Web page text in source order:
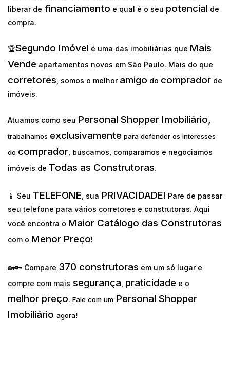
liberar de financiamento e qual é o seu potencial de
compra.
🏆Segundo Imóvel é uma das imobiliárias que Mais
Vende apartamentos novos em São Paulo. Mais do que
corretores , somos o melhor amigo do comprador de
imóveis.
Atuamos como seu Personal Shopper Imobiliário,
trabalhamos exclusivamente para defender os interesses
do comprador, buscamos, comparamos e negociamos
imóveis de Todas as Construtoras.
📱 Seu TELEFONE , sua PRIVACIDADE! Pare de passar
seu telefone para vários corretores e construtoras. Aqui
você encontra o Maior Catálogo das Construtoras
com o Menor Preço!
🏡🔑 Compare 370 construtoras em um só lugar e
compre com mais segurança praticidade e o
melhor preço. Fale com um Personal Shopper
Imobiliário agora!